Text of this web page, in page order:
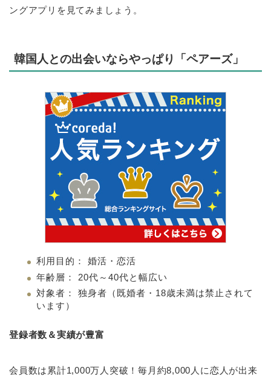
ングアプリを見てみましょう。
韓国人との出会いならやっぱり「ペアーズ」
利用目的： 婚活・恋活
年齢層： 20代～40代と幅広い
対象者： 独身者（既婚者・18歳未満は禁止されて
います）
登録者数＆実績が豊富
会員数は累計1,000万人突破！毎月約8,000人に恋人が出来